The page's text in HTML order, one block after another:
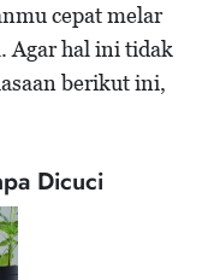
cepat melar
Agar hal ini tidak
berikut ini,
Dicuci